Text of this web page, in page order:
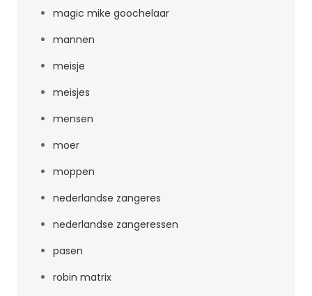
magic mike goochelaar
mannen
meisje
meisjes
mensen
moer
moppen
nederlandse zangeres
nederlandse zangeressen
pasen
robin matrix